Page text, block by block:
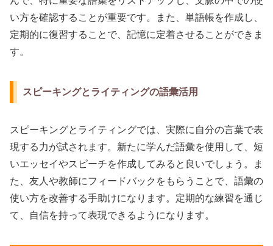
い方を確認することが重要です。また、単語帳を作成し、
定期的に復習することで、記憶に定着させることができま
す。
スピーキングとライティングの語彙活用
スピーキングとライティングでは、実際に自分の言葉で表
現する力が試されます。新たに学んだ語彙を使用して、短
いエッセイやスピーチを作成してみると良いでしょう。ま
た、友人や教師にフィードバックをもらうことで、語彙の
使い方を改善する手助けになります。定期的な練習を通じ
て、自信を持って表現できるようになります。